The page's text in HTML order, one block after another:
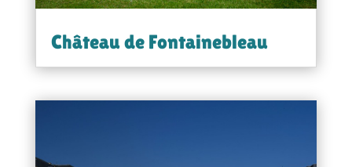
Château de Fontainebleau